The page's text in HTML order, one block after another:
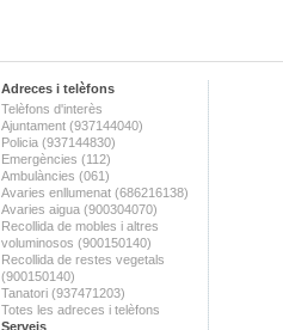
Adreces i telèfons
Telèfons d'interès
Ajuntament (937144040)
Policia (937144830)
Emergències (112)
Ambulàncies (061)
Avaries enllumenat (686216138)
Avaries aigua (900304070)
Recollida de mobles i altres
voluminosos (900150140)
Recollida de restes vegetals
(900150140)
Tanatori (937471203)
Totes les adreces i telèfons
Serveis